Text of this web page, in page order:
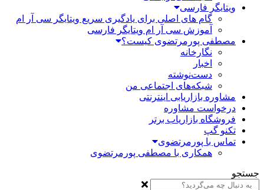
ویتایگر فارسی
گام های اصلی برای یادگیری سریع ویتایگر سی آر ام
آموزش سی آر ام ویتایگر فارسی
مصطفی پورمرتضوی کیست؟
نگارخانه
اخبار
دست‌نوشته
شبکه‌های اجتماعی من
مشاوره بازاریابی اینترنتی
درخواست مشاوره
فروشگاه بازاریاب برتر
تکنو گپ
تماس با پورمرتضوی
همکاری با مصطفی پورمرتضوی
جستجو